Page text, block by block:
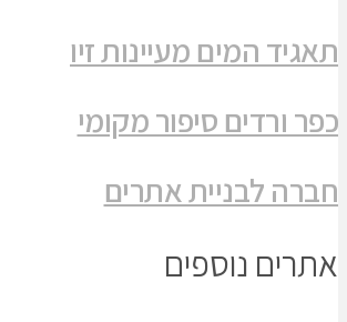
תאגיד המים מעיינות זיו
כפר ורדים סיפור מקומי
חברה לבניית אתרים
אתרים נוספים